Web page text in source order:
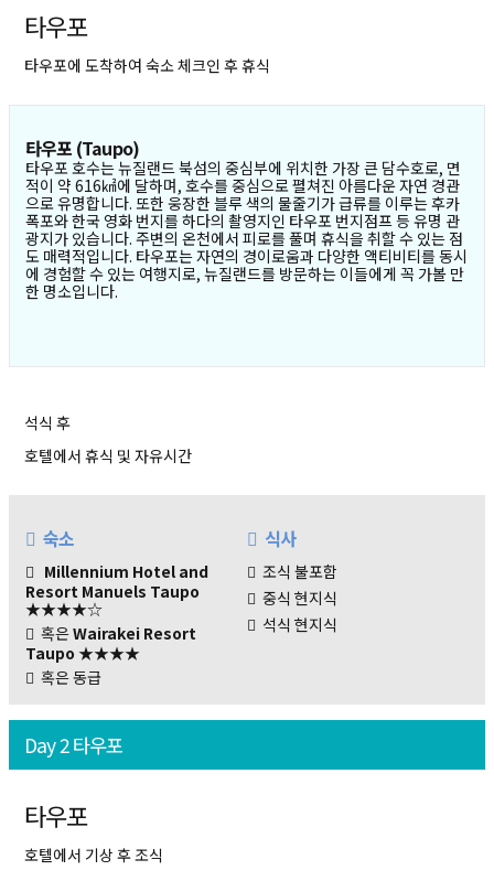
타우포
타우포에 도착하여 숙소 체크인 후 휴식
타우포 (Taupo)
타우포 호수는 뉴질랜드 북섬의 중심부에 위치한 가장 큰 담수호로, 면
적이 약 616㎢에 달하며, 호수를 중심으로 펼쳐진 아름다운 자연 경관
으로 유명합니다. 또한 웅장한 블루 색의 물줄기가 급류를 이루는 후카
폭포와 한국 영화 번지를 하다의 촬영지인 타우포 번지점프 등 유명 관
광지가 있습니다. 주변의 온천에서 피로를 풀며 휴식을 취할 수 있는 점
도 매력적입니다. 타우포는 자연의 경이로움과 다양한 액티비티를 동시
에 경험할 수 있는 여행지로, 뉴질랜드를 방문하는 이들에게 꼭 가볼 만
한 명소입니다.
석식 후
호텔에서 휴식 및 자유시간
숙소
Millennium Hotel and
Resort Manuels Taupo
★★★★☆
혹은Wairakei Resort
Taupo ★★★★
혹은 동급
식사
조식 불포함
중식 현지식
석식 현지식
Day 2 타우포
타우포
호텔에서 기상 후 조식